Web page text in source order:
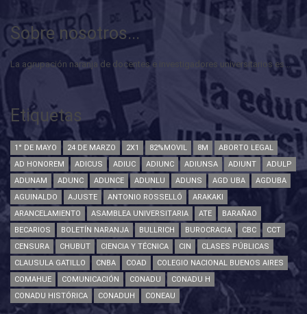
Sobre nosotros...
La agrupación naranja de docentes e investigadores universitarios es...
Etiquetas
1° DE MAYO 24 DE MARZO 2X1 82%MOVIL 8M
ABORTO LEGAL
AD HONOREM
ADICUS ADIUC ADIUNC ADIUNSA ADIUNT
ADULP
ADUNAM
ADUNC ADUNCE ADUNLU ADUNS AGD UBA
AGDUBA
AGUINALDO
AJUSTE ANTONIO ROSSELLÓ
ARAKAKI
ARANCELAMIENTO
ASAMBLEA UNIVERSITARIA ATE
BARAÑAO
BECARIOS
BOLETÍN NARANJA BULLRICH BUROCRACIA CBC
CCT
CENSURA
CHUBUT CIENCIA Y TÉCNICA CIN
CLASES PÚBLICAS
CLAUSULA GATILLO
CNBA COAD
COLEGIO NACIONAL BUENOS AIRES
COMAHUE
COMUNICACIÓN CONADU
CONADU H
CONADU HISTÓRICA
CONADUH CONEAU